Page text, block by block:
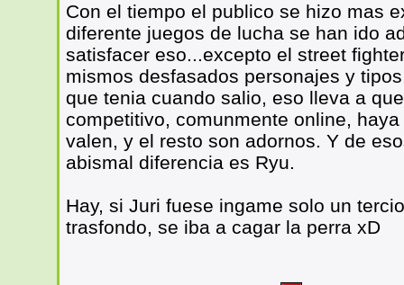
Con el tiempo el publico se hizo mas
diferente juegos de lucha se han ido
satisfacer eso...excepto el street
mismos desfasados personajes y
que tenia cuando salio, eso lleva a
competitivo, comunmente online,
valen, y el resto son adornos. Y de
abismal diferencia es Ryu.
Hay, si Juri fuese ingame solo un
trasfondo, se iba a cagar la perra xD